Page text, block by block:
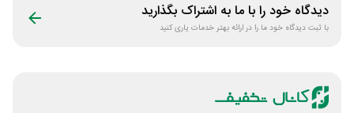
دیدگاه خود را با ما به اشتراک بگذارید
با ثبت دیدگاه خود ما را در ارائه بهتر خدمات یاری کنید